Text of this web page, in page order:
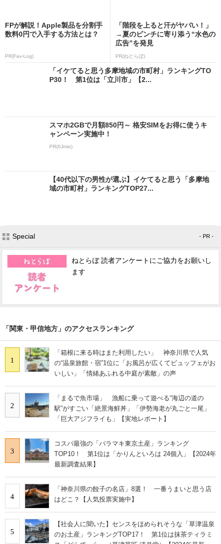
FPが解説！Apple製品を分割手
数料0円で入手する方法とは？
PR(Fav-Log)
「階段を上ると汗がヤバい！」
→夏のピンチに寄り添う“水色の
広告”を発見
PR(ねとらぼ)
「イケてると思う多摩地域の市町村」ランキングTO
P30！ 第1位は「立川市」【2...
スマホ2GBで月額850円～ 格安SIMをお得に使うキ
ャンペーン実施中！
PR(IIJmio)
【40代以下の男性が選ぶ】イケてると思う「多摩地
域の市町村」ランキングTOP27...
Special - PR -
ねとらぼ 読者アンケートにご協力をお願いし
ます
「関東・甲信地方」のアクセスランキング
1
「箱根に来る時はまた利用したい」 神奈川県で人気
の“温泉旅館・宿”1位に「お風呂が広くてビュッフェがお
いしい」「情緒あふれる中庭が素敵」の声
2
「まるで魚市場」 漁船に乗って遊べる“海辺の道の
駅”がすごい「絶景海鮮丼」「伊勢海老が丸ごと一尾」
「巨大アジフライも」【実地レポート】
3
コスパ最強の「バラマキ東京土産」ランキング
TOP10！ 第1位は「かりんといろは 24個入」【2024年
最新調査結果】
4
「神奈川県の餃子の名店」8選！ 一番うまいと思う店
はどこ？【人気投票実施中】
5
【社会人に聞いた】センスをほめられそうな「草津温泉
のお土産」ランキングTOP17！ 第1位は抹茶ティラミ